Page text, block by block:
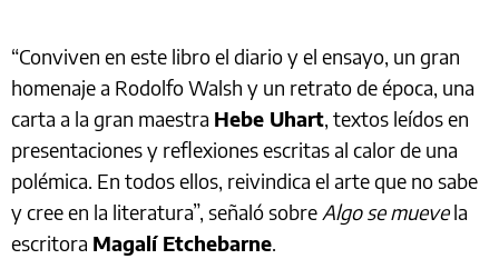
“Conviven en este libro el diario y el ensayo, un gran
homenaje a Rodolfo Walsh y un retrato de época, una
carta a la gran maestra Hebe Uhart, textos leídos en
presentaciones y reflexiones escritas al calor de una
polémica. En todos ellos, reivindica el arte que no sabe
y cree en la literatura”, señaló sobre Algo se muevela
escritora Magalí Etchebarne.